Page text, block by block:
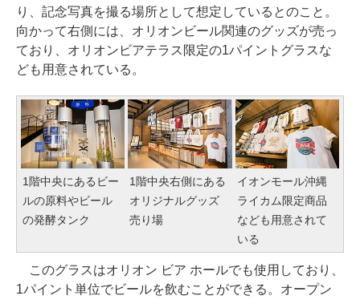
り、記念写真を撮る場所として想定しているとのこと。
向かって右側には、オリオンビール関連のグッズが売っ
ており、オリオンビアテラス限定の1パイントグラスな
ども用意されている。
1階中央にあるビー
ルの原料やビール
の発酵タンク
1階中央右側にある
オリジナルグッズ
売り場
イオンモール沖縄
ライカム限定商品
なども用意されて
いる
このグラスはオリオン ビア ホールでも使用しており、
1パイント単位でビールを飲むことができる。オープン